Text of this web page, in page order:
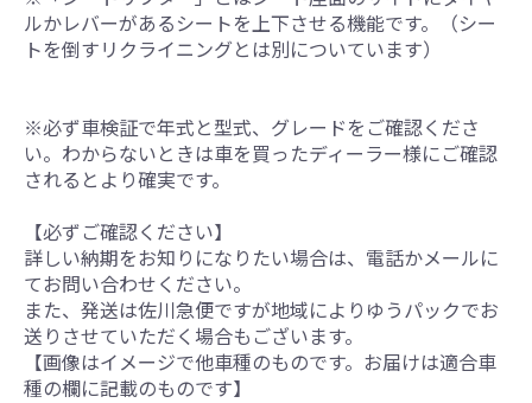
ルかレバーがあるシートを上下させる機能です。（シー
トを倒すリクライニングとは別についています）
※必ず車検証で年式と型式、グレードをご確認くださ
い。わからないときは車を買ったディーラー様にご確認
されるとより確実です。
【必ずご確認ください】
詳しい納期をお知りになりたい場合は、電話かメールに
てお問い合わせください。
また、発送は佐川急便ですが地域によりゆうパックでお
送りさせていただく場合もございます。
【画像はイメージで他車種のものです。お届けは適合車
種の欄に記載のものです】